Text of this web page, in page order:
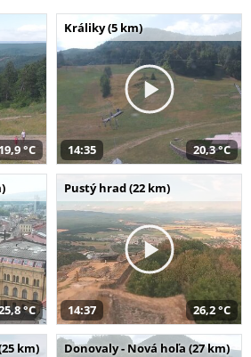
°C
Králiky (5 km)
14:35 20,3 °C
°C
Pustý hrad (22 km)
14:37 26,2 °C
km) Donovaly - Nová hoľa (27 km)